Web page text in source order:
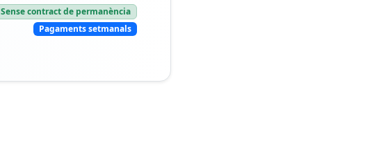
Sense contract de permanència
Pagaments setmanals